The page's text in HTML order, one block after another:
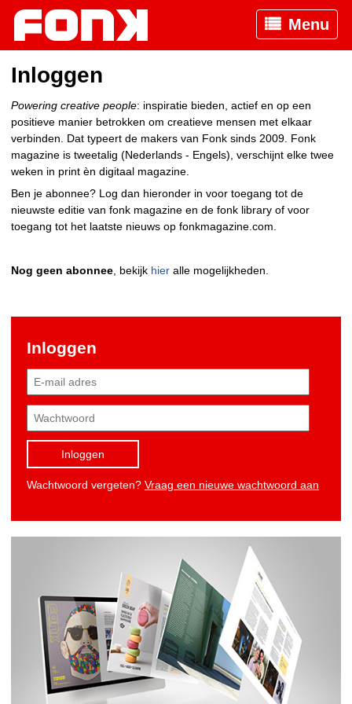
Menu
Inloggen
Powering creative people: inspiratie bieden, actief en op een
positieve manier betrokken om creatieve mensen met elkaar
verbinden. Dat typeert de makers van Fonk sinds 2009. Fonk
magazine is tweetalig (Nederlands - Engels), verschijnt elke twee
weken in print èn digitaal magazine.
Ben je abonnee? Log dan hieronder in voor toegang tot de
nieuwste editie van fonk magazine en de fonk library of voor
toegang tot het laatste nieuws op fonkmagazine.com.
Nog geen abonnee , bekijk hier alle mogelijkheden.
Inloggen
Inloggen
Wachtwoord vergeten? Vraag een nieuwe wachtwoord aan